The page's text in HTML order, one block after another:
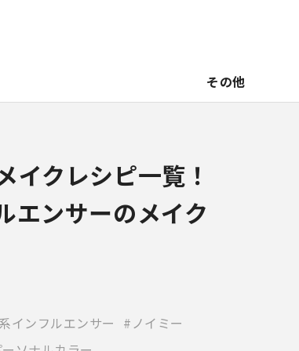
その他
イクレシピ一覧！
エンサーのメイク
インフルエンサー
ノイミー